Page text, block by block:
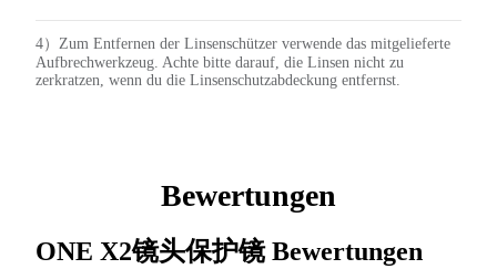
4）Zum Entfernen der Linsenschützer verwende das mitgelieferte
Aufbrechwerkzeug. Achte bitte darauf, die Linsen nicht zu
zerkratzen, wenn du die Linsenschutzabdeckung entfernst.
Bewertungen
ONE X2镜头保护镜Bewertungen